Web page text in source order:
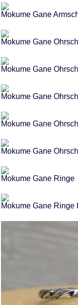
Mokume Gane
Mokume Gane
Mokume Gane
Mokume Gane
Mokume Gane
Mokume Gane
Mokume Gane Ringe
Mokume Gane Ringe